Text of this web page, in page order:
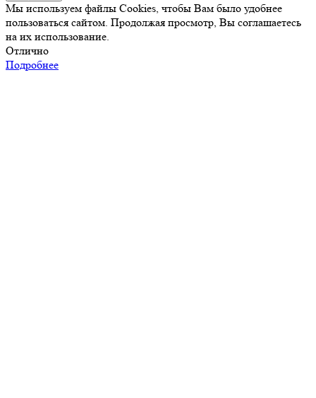
Мы используем файлы Cookies, чтобы Вам было удобнее
пользоваться сайтом. Продолжая просмотр, Вы соглашаетесь
на их использование.
Отлично
Подробнее